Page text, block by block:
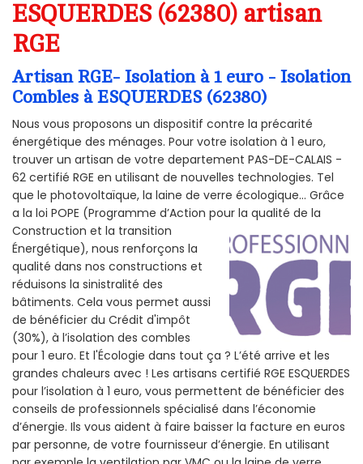
ESQUERDES (62380) artisan
RGE
Artisan RGE- Isolation à 1 euro - Isolation
Combles à ESQUERDES (62380)
Nous vous proposons un dispositif contre la précarité
énergétique des ménages. Pour votre isolation à 1 euro,
trouver un artisan de votre departement PAS-DE-CALAIS -
62 certifié RGE en utilisant de nouvelles technologies. Tel
que le photovoltaïque, la laine de verre écologique... Grâce
a la loi POPE (Programme d’Action pour la qualité de la
Construction et la transition
Énergétique), nous renforçons la
qualité dans nos constructions et
réduisons la sinistralité des
bâtiments. Cela vous permet aussi
de bénéficier du Crédit d'impôt
(30%), à l’isolation des combles
pour 1 euro. Et l'Écologie dans tout ça ? L’été arrive et les
grandes chaleurs avec ! Les artisans certifié RGE ESQUERDES
pour l’isolation à 1 euro, vous permettent de bénéficier des
conseils de professionnels spécialisé dans l’économie
d’énergie. Ils vous aident à faire baisser la facture en euros
par personne, de votre fournisseur d’énergie. En utilisant